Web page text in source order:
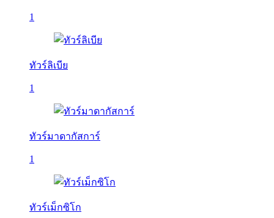
1
ทัวร์ลิเบีย
1
ทัวร์มาดากัสการ์
1
ทัวร์เม็กซิโก